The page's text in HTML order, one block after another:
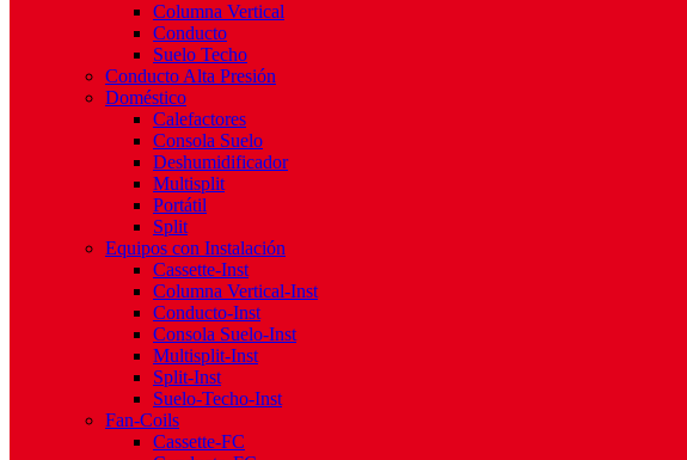
Columna Vertical
Conducto
Suelo Techo
Conducto Alta Presión
Doméstico
Calefactores
Consola Suelo
Deshumidificador
Multisplit
Portátil
Split
Equipos con Instalación
Cassette-Inst
Columna Vertical-Inst
Conducto-Inst
Consola Suelo-Inst
Multisplit-Inst
Split-Inst
Suelo-Techo-Inst
Fan-Coils
Cassette-FC